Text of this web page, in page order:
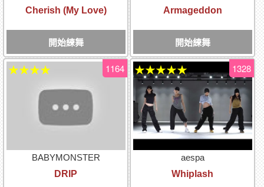
Cherish (My Love)
開始練舞
Armageddon
開始練舞
BABYMONSTER
DRIP
1164
★★★★
aespa
Whiplash
1328
★★★★★